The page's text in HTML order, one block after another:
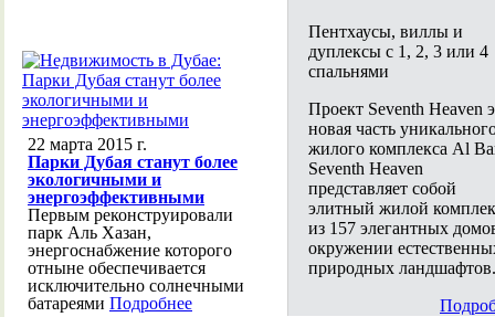
Пентхаусы, виллы и
дуплексы с 1, 2, 3 или 4
спальнями
Проект Seventh Heaven
новая часть
жилого комплекса Al
Seventh Heaven
представляет собой
элитный жилой
из 157 элегантных
окружении
природных ландшафтов.
22 марта 2015 г.
Парки Дубая станут более
экологичными и
энергоэффективными
Первым реконструировали
парк Аль Хазан,
энергоснабжение которого
отныне обеспечивается
исключительно солнечными
батареями Подробнее